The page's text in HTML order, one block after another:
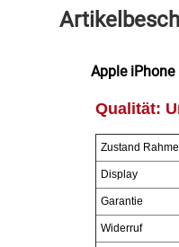
Dekoration
Einwegartikel /
Elektrogeräte
Apple
Qualität:
Zustand
Display
Garantie
Widerruf